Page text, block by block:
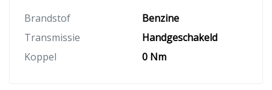
Brandstof
Benzine
Transmissie
Handgeschakeld
Koppel
0 Nm